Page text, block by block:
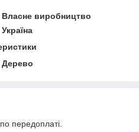
Власне виробництво
Україна
Дерево
передоплаті.